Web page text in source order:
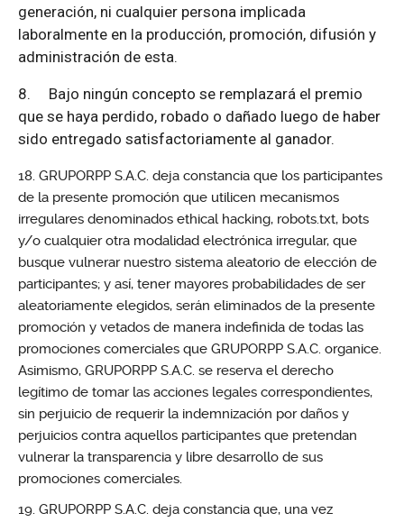
generación, ni cualquier persona implicada
laboralmente en la producción, promoción, difusión y
administración de esta.
8. Bajo ningún concepto se remplazará el premio
que se haya perdido, robado o dañado luego de haber
sido entregado satisfactoriamente al ganador.
GRUPORPP S.A.C. deja constancia que los participantes
de la presente promoción que utilicen mecanismos
irregulares denominados ethical hacking, robots.txt, bots
y/o cualquier otra modalidad electrónica irregular, que
busque vulnerar nuestro sistema aleatorio de elección de
participantes; y así, tener mayores probabilidades de ser
aleatoriamente elegidos, serán eliminados de la presente
promoción y vetados de manera indefinida de todas las
promociones comerciales que GRUPORPP S.A.C. organice.
Asimismo, GRUPORPP S.A.C. se reserva el derecho
legítimo de tomar las acciones legales correspondientes,
sin perjuicio de requerir la indemnización por daños y
perjuicios contra aquellos participantes que pretendan
vulnerar la transparencia y libre desarrollo de sus
promociones comerciales.
GRUPORPP S.A.C. deja constancia que, una vez